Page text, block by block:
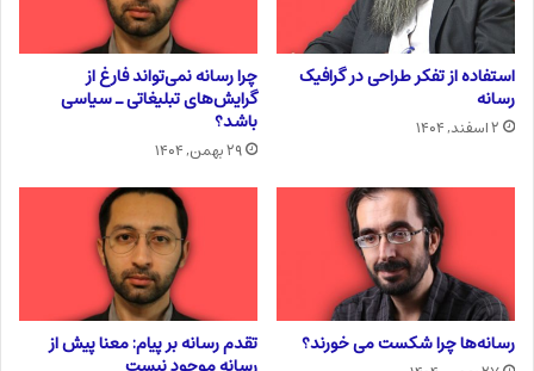
استفاده از تفکر طراحی در گرافیک
رسانه
۲ اسفند, ۱۴۰۴
چرا رسانه نمی‌تواند فارغ از
گرایش‌های تبلیغاتی ـ سیاسی
باشد؟
۲۹ بهمن, ۱۴۰۴
رسانه‌ها چرا شکست می خورند؟ تقدم رسانه بر پیام: معنا پیش از